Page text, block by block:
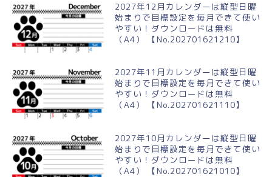
2027年12月カレンダーは縦型日曜
始まりで目標設定を毎月できて使い
やすい！ダウンロードは無料
（A4） 【No.202701621210】
2027年11月カレンダーは縦型日曜
始まりで目標設定を毎月できて使い
やすい！ダウンロードは無料
（A4） 【No.202701621110】
2027年10月カレンダーは縦型日曜
始まりで目標設定を毎月できて使い
やすい！ダウンロードは無料
（A4） 【No.202701621010】